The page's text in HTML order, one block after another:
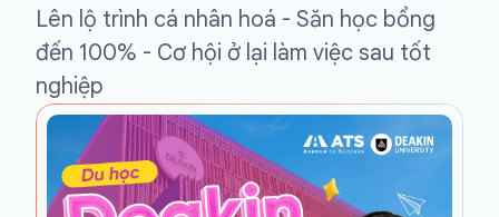
Lên lộ trình cá nhân hoá - Săn học bổng
đến 100% - Cơ hội ở lại làm việc sau tốt
nghiệp